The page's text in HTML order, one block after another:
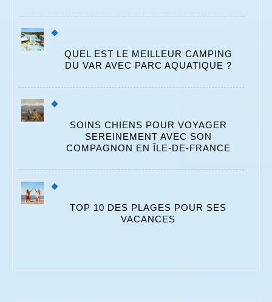
QUEL EST LE MEILLEUR CAMPING
DU VAR AVEC PARC AQUATIQUE ?
SOINS CHIENS POUR VOYAGER
SEREINEMENT AVEC SON
COMPAGNON EN ÎLE-DE-FRANCE
TOP 10 DES PLAGES POUR SES
VACANCES